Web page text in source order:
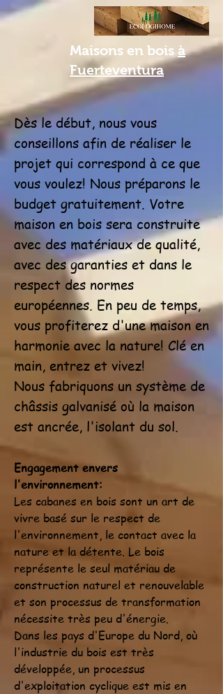
Maisons en bois à
Fuerteventura
Dès le début, nous vous
conseillons afin de réaliser le
projet qui correspond à ce que
vous voulez! Nous préparons le
budget gratuitement. Votre
maison en bois sera construite
avec des matériaux de qualité,
avec des garanties et dans le
respect des normes
européennes. En peu de temps,
vous profiterez d'une maison en
harmonie avec la nature! Clé en
main, entrez et vivez!
Nous fabriquons un système de
châssis galvanisé où la maison
est ancrée, l'isolant du sol.
Engagement envers
l'environnement:
Les cabanes en bois sont un art de
vivre basé sur le respect de
l'environnement, le contact avec la
nature et la détente. Le bois
représente le seul matériau de
construction naturel et renouvelable
et son processus de transformation
nécessite très peu d'énergie.
Dans les pays d'Europe du Nord, où
l'industrie du bois est très
développée, un processus
d'exploitation cyclique est mis en